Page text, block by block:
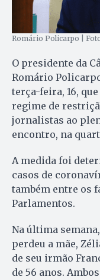
Romário Policarpo |
O presidente da
Romário
terça-feira, 16,
regime de
jornalistas ao
encontro, na
A medida foi
casos de
também entre os
Parlamentos.
Na última
perdeu a mãe,
de seu irmão
de 56 anos.